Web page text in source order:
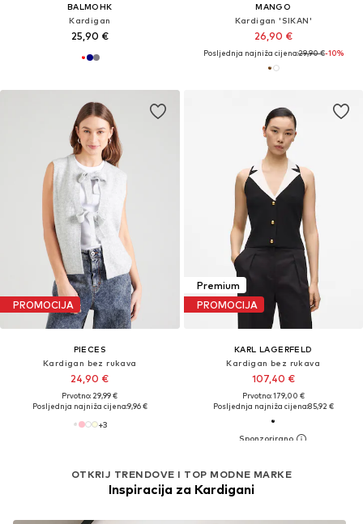
BALMOHK
Kardigan
25,90 €
MANGO
Kardigan 'SIKAN'
26,90 €
Posljednja najniža cijena:29,90 €-10%
PROMOCIJA
PIECES
Kardigan bez rukava
24,90 €
Prvotno: 29,99 €
Posljednja najniža cijena:9,96 €
+3
Premium
PROMOCIJA
KARL LAGERFELD
Kardigan bez rukava
107,40 €
Prvotno: 179,00 €
Posljednja najniža cijena:85,92 €
OTKRIJ TRENDOVE I TOP MODNE MARKE
Inspiracija za Kardigani